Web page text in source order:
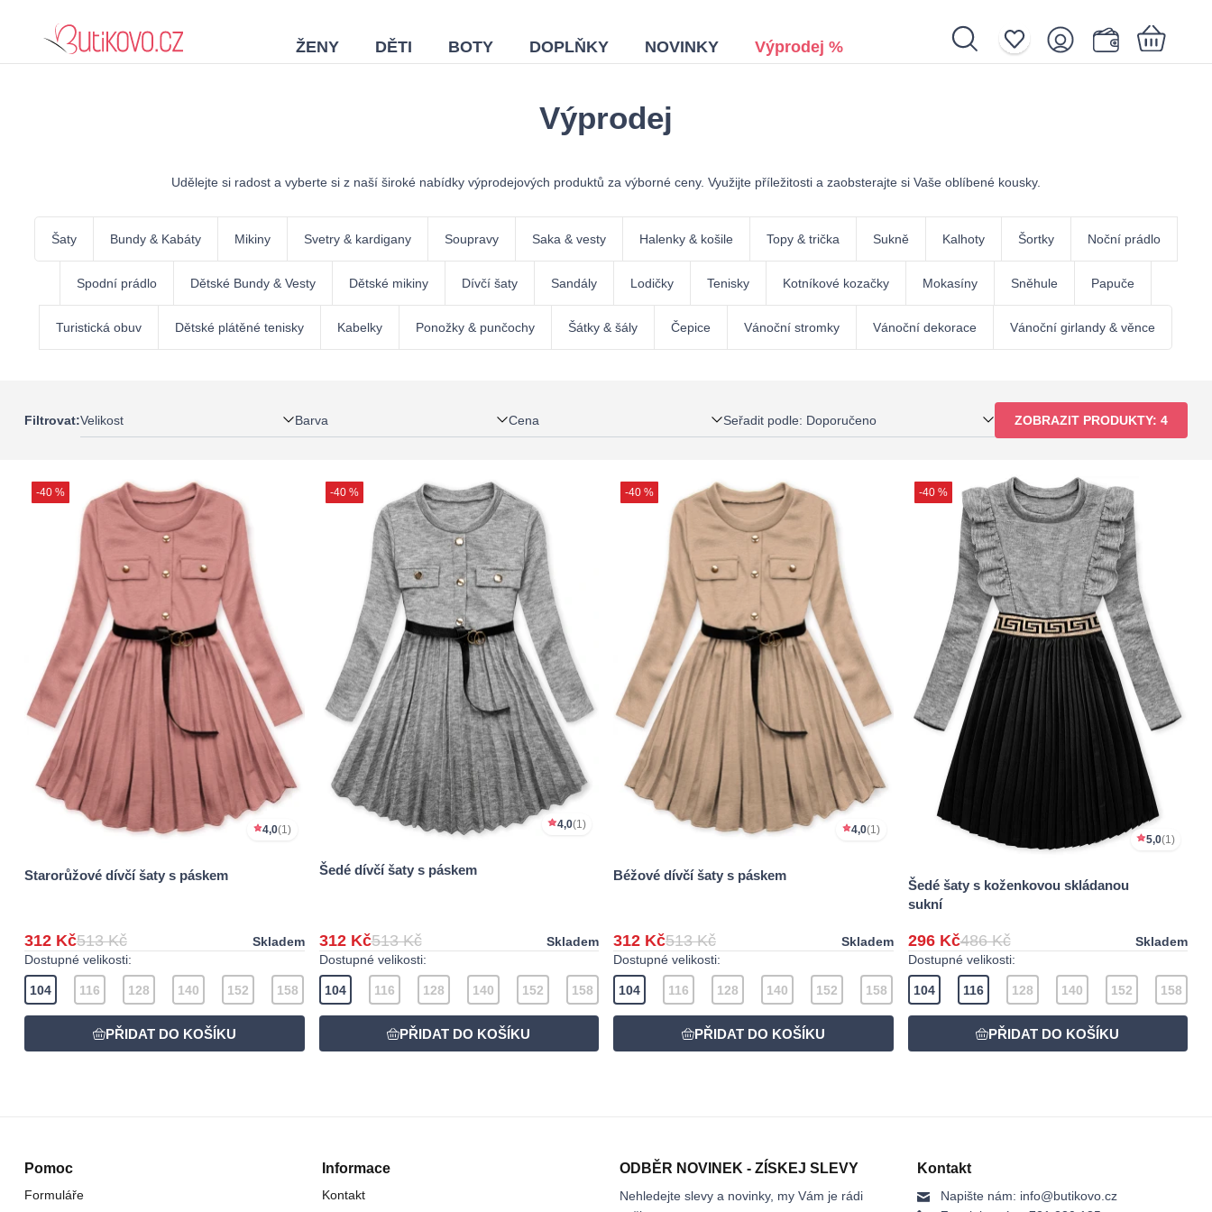
ŽENY DĚTI BOTY DOPLŇKY NOVINKY Výprodej %
Výprodej
Udělejte si radost a vyberte si z naší široké nabídky výprodejových produktů za výborné ceny. Využijte příležitosti a zaobsterajte si Vaše oblíbené kousky.
Šaty Bundy & Kabáty Mikiny Svetry & kardigany Soupravy Saka & vesty Halenky & košile Topy & trička Sukně Kalhoty Šortky Noční prádlo
Spodní prádlo Dětské Bundy & Vesty Dětské mikiny Dívčí šaty Sandály Lodičky Tenisky Kotníkové kozačky Mokasíny Sněhule Papuče
Turistická obuv Dětské plátěné tenisky Kabelky Ponožky & punčochy Šátky & šály Čepice Vánoční stromky Vánoční dekorace Vánoční girlandy & věnce
Filtrovat:Velikost Barva Cena Seřadit podle: Doporučeno ZOBRAZIT PRODUKTY: 4
-40 %
4,0(1)
Starorůžové dívčí šaty s páskem
312 Kč513 Kč
Skladem
Dostupné velikosti:
104 116 128 140 152 158
-40 %
4,0(1)
Šedé dívčí šaty s páskem
312 Kč513 Kč
Skladem
Dostupné velikosti:
104 116 128 140 152 158
-40 %
4,0(1)
Béžové dívčí šaty s páskem
312 Kč513 Kč
Skladem
Dostupné velikosti:
104 116 128 140 152 158
-40 %
5,0(1)
Šedé šaty s koženkovou skládanou
sukní
296 Kč486 Kč
Skladem
Dostupné velikosti:
104 116 128 140 152 158
Pomoc
Formuláře
Informace
Kontakt
ODBĚR NOVINEK - ZÍSKEJ SLEVY
Nehledejte slevy a novinky, my Vám je rádi
Kontakt
Napište nám: info@butikovo.cz